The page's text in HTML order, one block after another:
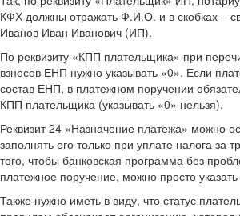
КФХ должны отражать Ф.И.О. и в скобках –
Иванов Иван Иванович (ИП).
По реквизиту «КПП плательщика» при
взносов ЕНП нужно указывать «0». Если
состав ЕНП, в платежном поручении
КПП плательщика (указывать «0» нельзя).
Реквизит 24 «Назначение платежа» можно
заполнять его только при уплате налога за
того, чтобы банковская программа без
платежное поручение, можно просто
Также нужно иметь в виду, что статус